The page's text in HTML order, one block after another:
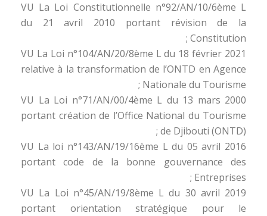
VU La Loi Constitutionnelle n°92/AN/10/6ème L
du 21 avril 2010 portant révision de la
Constitution ;
VU La Loi n°104/AN/20/8ème L du 18 février 2021
relative à la transformation de l’ONTD en Agence
Nationale du Tourisme ;
VU La Loi n°71/AN/00/4ème L du 13 mars 2000
portant création de l’Office National du Tourisme
de Djibouti (ONTD) ;
VU La loi n°143/AN/19/16ème L du 05 avril 2016
portant code de la bonne gouvernance des
Entreprises ;
VU La Loi n°45/AN/19/8ème L du 30 avril 2019
portant orientation stratégique pour le